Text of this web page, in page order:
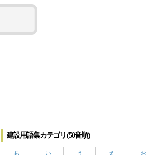
建設用語集カテゴリ(50音順)
あ い う え
お